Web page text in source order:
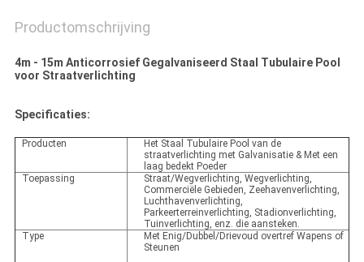
Productomschrijving
4m - 15m Anticorrosief Gegalvaniseerd Staal Tubulaire Pool
voor Straatverlichting
Specificaties:
Producten
Het Staal Tubulaire Pool van de
straatverlichting met Galvanisatie & Met een
laag bedekt Poeder
Toepassing
Straat/Wegverlichting, Wegverlichting,
Commerciële Gebieden, Zeehavenverlichting,
Luchthavenverlichting,
Parkeerterreinverlichting, Stadionverlichting,
Tuinverlichting, enz. die aansteken.
Type
Met Enig/Dubbel/Drievoud overtref Wapens of
Steunen